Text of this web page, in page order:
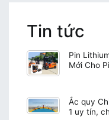
Tin tức
Pin
Mới Cho
Ắc quy
1 uy tín,